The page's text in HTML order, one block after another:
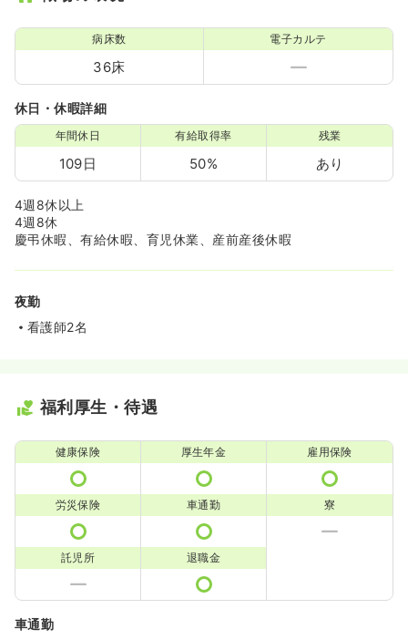
病床数
36床
電子カルテ
休日・休暇詳細
年間休日
109日
有給取得率
50%
残業
あり
4週8休以上
4週8休
慶弔休暇、有給休暇、育児休業、産前産後休暇
夜勤
看護師2名
福利厚生・待遇
健康保険 厚生年金 雇用保険
労災保険 車通勤 寮
託児所 退職金
車通勤